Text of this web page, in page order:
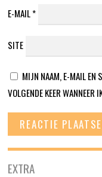
E-MAIL*
SITE
MIJN NAAM, E-MAIL EN
VOLGENDE KEER WANNEER
EXTRA